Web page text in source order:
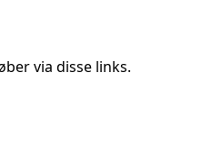
via disse links.